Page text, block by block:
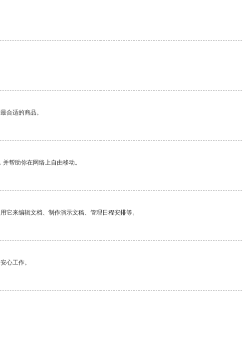
合适的商品。
帮助你在网络上自由移动。
它来编辑文档、制作演示文稿、管理日程安排等。
心工作。